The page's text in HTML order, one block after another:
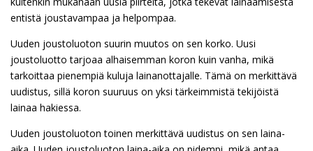
entistä joustavampaa ja helpompaa.
Uuden joustoluoton suurin muutos on sen korko. Uusi
joustoluotto tarjoaa alhaisemman koron kuin vanha, mikä
tarkoittaa pienempiä kuluja lainanottajalle. Tämä on merkittävä
uudistus, sillä koron suuruus on yksi tärkeimmistä tekijöistä
lainaa hakiessa.
Uuden joustoluoton toinen merkittävä uudistus on sen laina-